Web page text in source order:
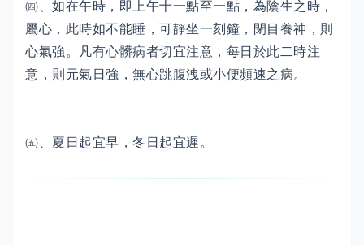
㈣、如在午時，即上午十一點至一點，為陰生之時，
屬心，此時如不能睡，可靜坐一刻鐘，閉目養神，則
心氣強。凡有心髒病者切宜注意，每日於此二時注
意，則元氣日強，無心跳腹洩或小便頻速之病。
㈤、夏日起宜早，冬日起宜遲。